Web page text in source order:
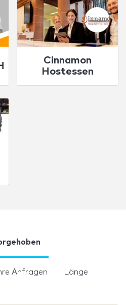
Cinnamon
Hostessen
Anfragen Länge